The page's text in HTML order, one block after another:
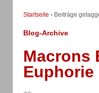
Startseite › Beiträge
Blog-Archive
Macrons
Euphorie